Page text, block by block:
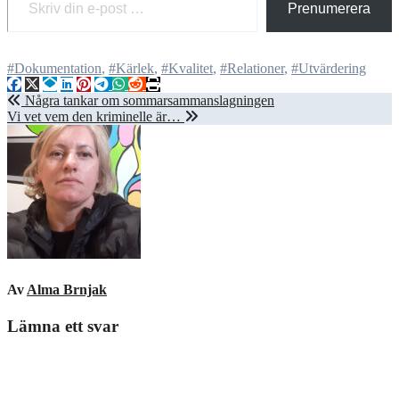
Prenumerera
#Dokumentation, #Kärlek, #Kvalitet, #Relationer, #Utvärdering
Inläggsnavigering
Några tankar om sommarsammanslagningen
Vi vet vem den kriminelle är…
Av Alma Brnjak
Lämna ett svar